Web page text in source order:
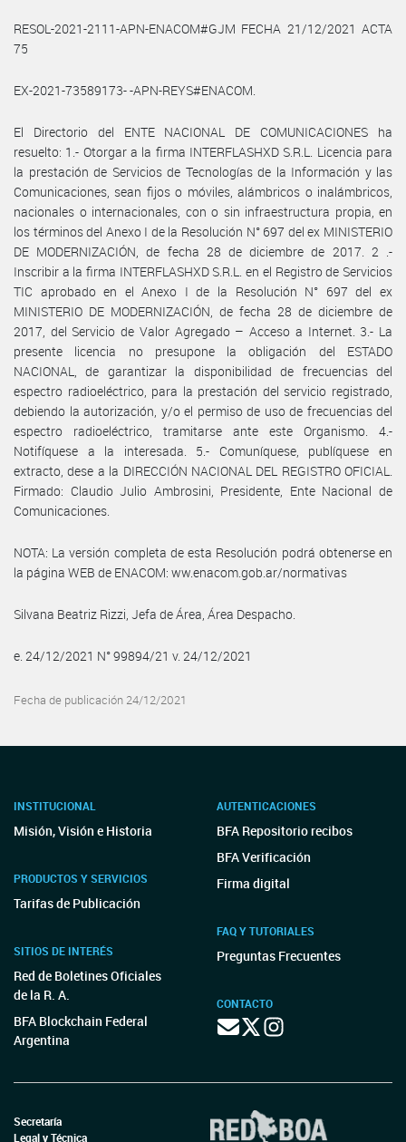
RESOL-2021-2111-APN-ENACOM#GJM FECHA 21/12/2021 ACTA
75
EX-2021-73589173- -APN-REYS#ENACOM.
El Directorio del ENTE NACIONAL DE COMUNICACIONES ha
resuelto: 1.- Otorgar a la firma INTERFLASHXD S.R.L. Licencia para
la prestación de Servicios de Tecnologías de la Información y las
Comunicaciones, sean fijos o móviles, alámbricos o inalámbricos,
nacionales o internacionales, con o sin infraestructura propia, en
los términos del Anexo I de la Resolución N° 697 del ex MINISTERIO
DE MODERNIZACIÓN, de fecha 28 de diciembre de 2017. 2 .-
Inscribir a la firma INTERFLASHXD S.R.L. en el Registro de Servicios
TIC aprobado en el Anexo I de la Resolución N° 697 del ex
MINISTERIO DE MODERNIZACIÓN, de fecha 28 de diciembre de
2017, del Servicio de Valor Agregado – Acceso a Internet. 3.- La
presente licencia no presupone la obligación del ESTADO
NACIONAL, de garantizar la disponibilidad de frecuencias del
espectro radioeléctrico, para la prestación del servicio registrado,
debiendo la autorización, y/o el permiso de uso de frecuencias del
espectro radioeléctrico, tramitarse ante este Organismo. 4.-
Notifíquese a la interesada. 5.- Comuníquese, publíquese en
extracto, dese a la DIRECCIÓN NACIONAL DEL REGISTRO OFICIAL.
Firmado: Claudio Julio Ambrosini, Presidente, Ente Nacional de
Comunicaciones.
NOTA: La versión completa de esta Resolución podrá obtenerse en
la página WEB de ENACOM: ww.enacom.gob.ar/normativas
Silvana Beatriz Rizzi, Jefa de Área, Área Despacho.
e. 24/12/2021 N° 99894/21 v. 24/12/2021
Fecha de publicación 24/12/2021
INSTITUCIONAL
Misión, Visión e Historia
PRODUCTOS Y SERVICIOS
Tarifas de Publicación
SITIOS DE INTERÉS
Red de Boletines Oficiales
de la R. A.
BFA Blockchain Federal
Argentina
AUTENTICACIONES
BFA Repositorio recibos
BFA Verificación
Firma digital
FAQ Y TUTORIALES
Preguntas Frecuentes
CONTACTO
Secretaría
Legal y Técnica